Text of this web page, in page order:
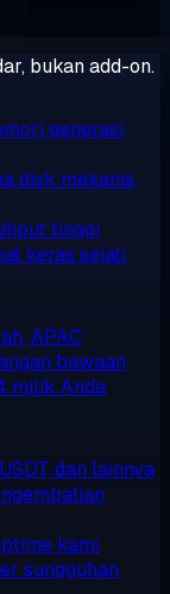
bukan add-on.
generasi
disk mekanis,
tinggi
keras sejati
APAC
bawaan
milik Anda
dan lainnya
kami
sungguhan,